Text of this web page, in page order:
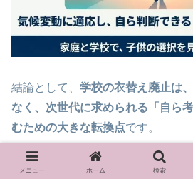
結論として、 学校の衣替え廃止は
なく、次世代に求められる「自ら
むための大きな転換点です。
気候変動という避けられない現実
メニュー ホーム 検索